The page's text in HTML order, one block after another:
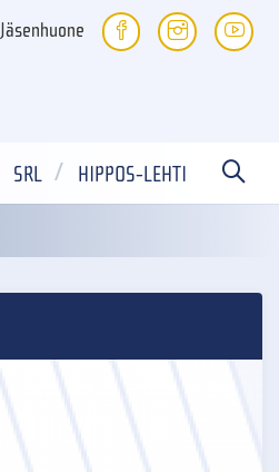
Jäsenhuone
SRL HIPPOS-LEHTI